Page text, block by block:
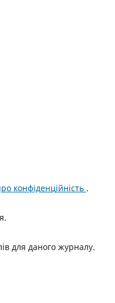
конфіденційність .
для даного журналу.